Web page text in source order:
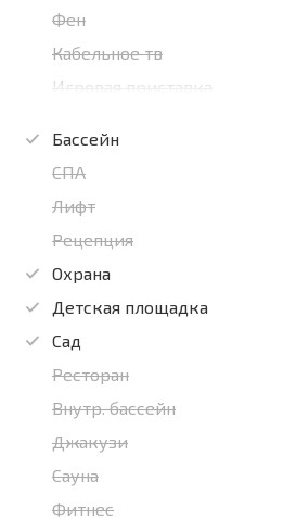
Фен
Кабельное тв
Игровая приставка
Бассейн
СПА
Лифт
Рецепция
Охрана
Детская площадка
Сад
Ресторан
Внутр. бассейн
Джакузи
Сауна
Фитнес